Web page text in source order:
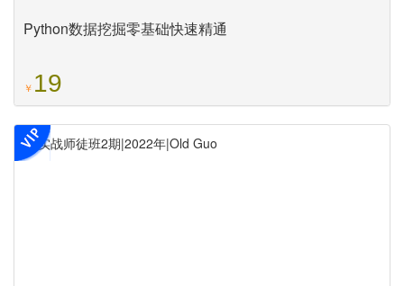
Python数据挖掘零基础快速精通
￥ 19